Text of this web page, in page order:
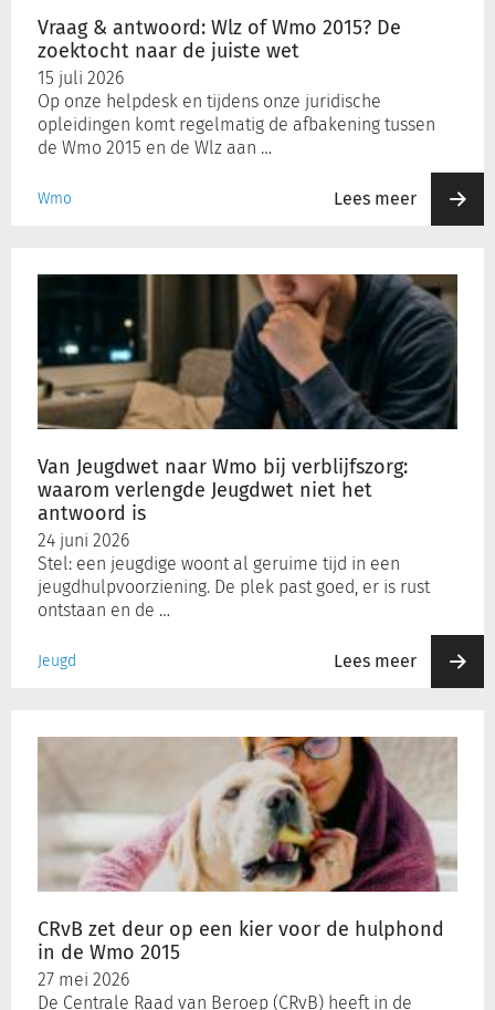
Registreren
Vraag & antwoord: Wlz of Wmo 2015? De
zoektocht naar de juiste wet
15 juli 2026
Op onze helpdesk en tijdens onze juridische
opleidingen komt regelmatig de afbakening tussen
de Wmo 2015 en de Wlz aan …
Wmo Lees meer
zoektocht
naar
juiste
wet
Van Jeugdwet naar Wmo bij verblijfszorg:
waarom verlengde Jeugdwet niet het
antwoord is
24 juni 2026
Stel: een jeugdige woont al geruime tijd in een
jeugdhulpvoorziening. De plek past goed, er is rust
ontstaan en de …
Jeugd Lees meer
Jeugdwet
verblijfszorg:
waarom
verlengde
Jeugdwet
niet
het
antwoord
CRvB zet deur op een kier voor de hulphond
in de Wmo 2015
27 mei 2026
De Centrale Raad van Beroep (CRvB) heeft in de
een
voor
hulphond
Wmo